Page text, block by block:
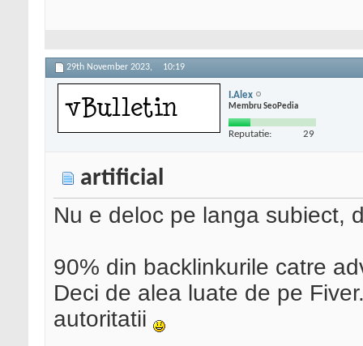
29th November 2023, 10:19
I.Alex
Membru SeoPedia
Reputatie: 29
artificial
Nu e deloc pe langa subiect,
90% din backlinkurile catre
Deci de alea luate de pe
autoritatii